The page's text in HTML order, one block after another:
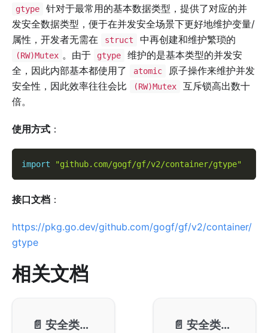
gtype
针对于最常用的基本数据类型，提供了对应的并
发安全数据类型，便于在并发安全场景下更好地维护变量/
属性，开发者无需在
struct 中再创建和维护繁琐的
(RW)Mutex 。由于 gtype
维护的是基本类型的并发安
全，因此内部基本都使用了
atomic
原子操作来维护并发
安全性，因此效率往往会比
(RW)Mutex
互斥锁高出数十
倍。
使用方式 ：
import "github.com/gogf/gf/v2/container/gtype"
接口文档 ：
https://pkg.go.dev/github.com/gogf/gf/v2/container/
gtype
相关文档
📄️ 安全类型-基本使用 📄️ 安全类型-性能测试